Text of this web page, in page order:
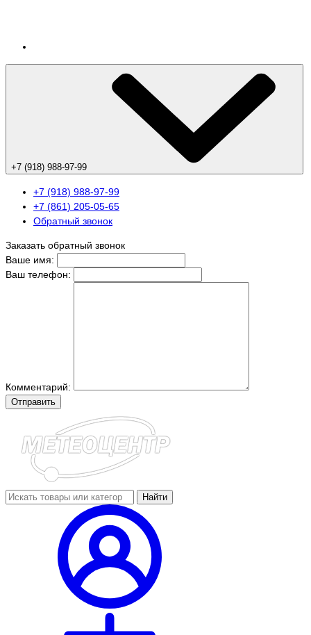
+7 (918) 988-97-99
+7 (918) 988-97-99
+7 (861) 205-05-65
Обратный звонок
Заказать обратный звонок
Ваше имя:
Ваш телефон:
Комментарий:
Отправить
Найти